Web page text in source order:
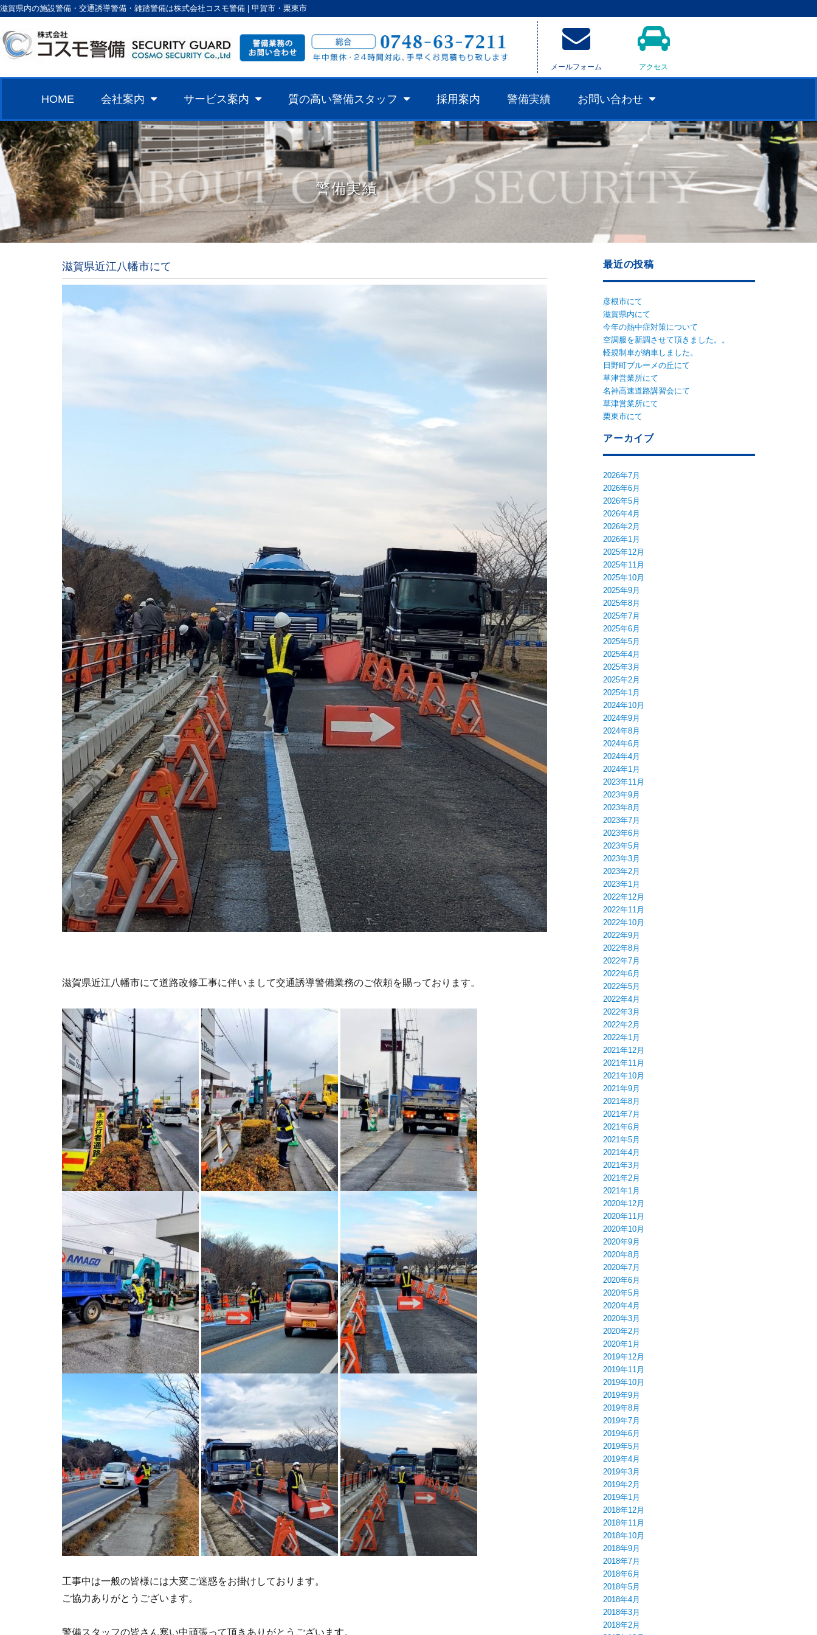
滋賀県内の施設警備・交通誘導警備・雑踏警備は株式会社コスモ警備 | 甲賀市・栗東市
メールフォーム アクセス
HOME 会社案内 サービス案内 質の高い警備スタッフ 採用案内 警備実績 お問い合わせ
警備実績
滋賀県近江八幡市にて
滋賀県近江八幡市にて道路改修工事に伴いまして交通誘導警備業務のご依頼を賜っております。
工事中は一般の皆様には大変ご迷惑をお掛けしております。
ご協力ありがとうございます。
警備スタッフの皆さん寒い中頑張って頂きありがとうございます。
最近の投稿
彦根市にて
滋賀県内にて
今年の熱中症対策について
空調服を新調させて頂きました。。
軽規制車が納車しました。
日野町ブルーメの丘にて
草津営業所にて
名神高速道路講習会にて
草津営業所にて
栗東市にて
アーカイブ
2026年7月
2026年6月
2026年5月
2026年4月
2026年2月
2026年1月
2025年12月
2025年11月
2025年10月
2025年9月
2025年8月
2025年7月
2025年6月
2025年5月
2025年4月
2025年3月
2025年2月
2025年1月
2024年10月
2024年9月
2024年8月
2024年6月
2024年4月
2024年1月
2023年11月
2023年9月
2023年8月
2023年7月
2023年6月
2023年5月
2023年3月
2023年2月
2023年1月
2022年12月
2022年11月
2022年10月
2022年9月
2022年8月
2022年7月
2022年6月
2022年5月
2022年4月
2022年3月
2022年2月
2022年1月
2021年12月
2021年11月
2021年10月
2021年9月
2021年8月
2021年7月
2021年6月
2021年5月
2021年4月
2021年3月
2021年2月
2021年1月
2020年12月
2020年11月
2020年10月
2020年9月
2020年8月
2020年7月
2020年6月
2020年5月
2020年4月
2020年3月
2020年2月
2020年1月
2019年12月
2019年11月
2019年10月
2019年9月
2019年8月
2019年7月
2019年6月
2019年5月
2019年4月
2019年3月
2019年2月
2019年1月
2018年12月
2018年11月
2018年10月
2018年9月
2018年7月
2018年6月
2018年5月
2018年4月
2018年3月
2018年2月